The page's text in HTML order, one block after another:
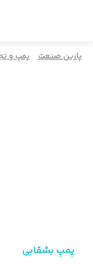
پارین صنعت پمپ و
پمپ بشقابی